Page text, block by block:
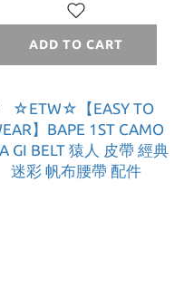
C-LOGO BELT
TONAL 卡哈 皮帶
LOGO 配件
ADD TO CART